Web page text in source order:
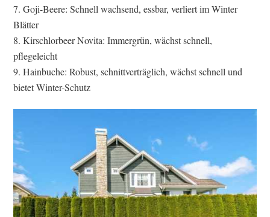
Goji-Beere: Schnell wachsend, essbar, verliert im Winter
Blätter
Kirschlorbeer Novita: Immergrün, wächst schnell,
pflegeleicht
Hainbuche: Robust, schnittverträglich, wächst schnell und
bietet Winter-Schutz